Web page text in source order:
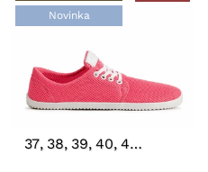
Novinka
37 38 39 40 41